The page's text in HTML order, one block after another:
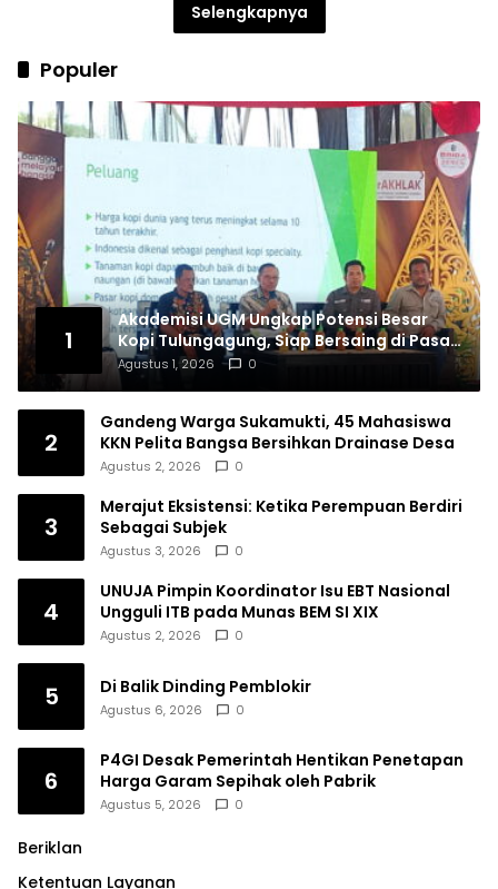
Selengkapnya
Populer
1
Akademisi UGM Ungkap Potensi Besar
Kopi Tulungagung, Siap Bersaing di Pasar
Nasional hingga Dunia
Agustus 1, 2026 0
2
Gandeng Warga Sukamukti, 45 Mahasiswa
KKN Pelita Bangsa Bersihkan Drainase Desa
Agustus 2, 2026 0
3
Merajut Eksistensi: Ketika Perempuan Berdiri
Sebagai Subjek
Agustus 3, 2026 0
4
UNUJA Pimpin Koordinator Isu EBT Nasional
Ungguli ITB pada Munas BEM SI XIX
Agustus 2, 2026 0
5 Di Balik Dinding Pemblokir
Agustus 6, 2026 0
6
P4GI Desak Pemerintah Hentikan Penetapan
Harga Garam Sepihak oleh Pabrik
Agustus 5, 2026 0
Beriklan
Ketentuan Layanan